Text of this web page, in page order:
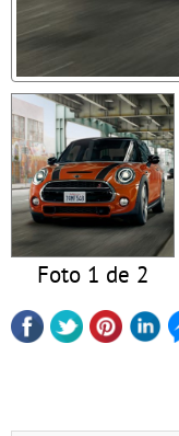
Foto 1 de 2